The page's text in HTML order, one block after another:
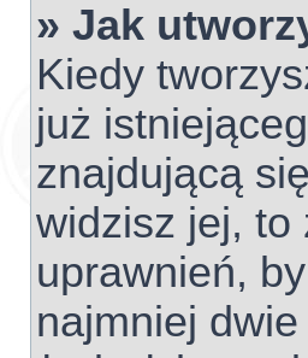
» Jak
Kiedy
już
znajdującą
widzisz jej, to
uprawnień,
najmniej